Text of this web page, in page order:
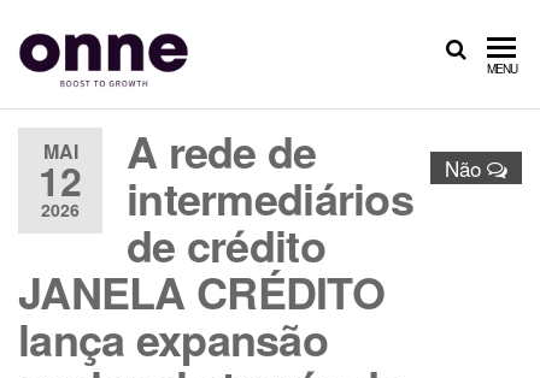
MENU
MAI
12
2026
Não
A rede de
intermediários
de crédito
JANELA CRÉDITO
lança expansão